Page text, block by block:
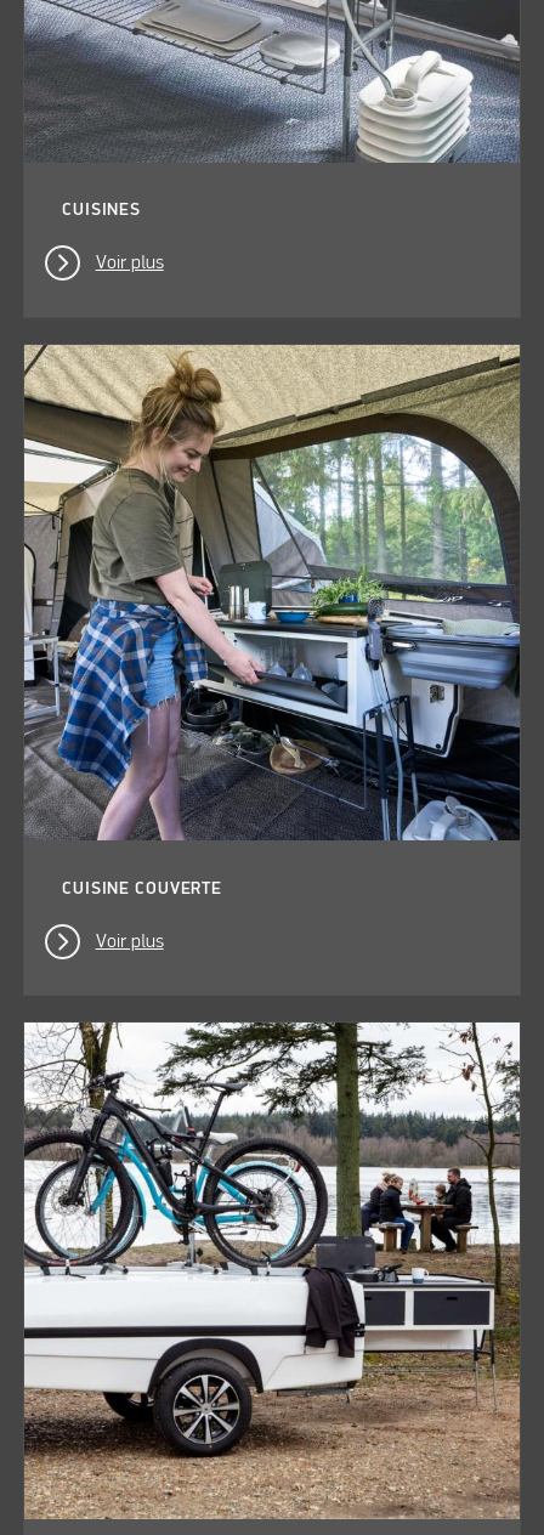
CUISINES
Voir plus
CUISINE COUVERTE
Voir plus